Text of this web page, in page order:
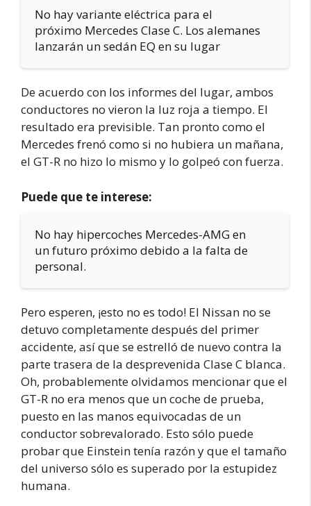
No hay variante eléctrica para el
próximo Mercedes Clase C. Los alemanes
lanzarán un sedán EQ en su lugar
De acuerdo con los informes del lugar, ambos
conductores no vieron la luz roja a tiempo. El
resultado era previsible. Tan pronto como el
Mercedes frenó como si no hubiera un mañana,
el GT-R no hizo lo mismo y lo golpeó con fuerza.
Puede que te interese:
No hay hipercoches Mercedes-AMG en
un futuro próximo debido a la falta de
personal.
Pero esperen, ¡esto no es todo! El Nissan no se
detuvo completamente después del primer
accidente, así que se estrelló de nuevo contra la
parte trasera de la desprevenida Clase C blanca.
Oh, probablemente olvidamos mencionar que el
GT-R no era menos que un coche de prueba,
puesto en las manos equivocadas de un
conductor sobrevalorado. Esto sólo puede
probar que Einstein tenía razón y que el tamaño
del universo sólo es superado por la estupidez
humana.